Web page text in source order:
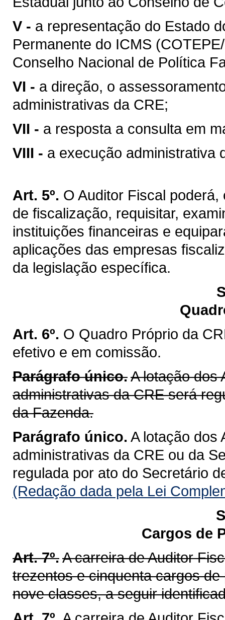
V - a representação do Estado
Permanente do ICMS
Conselho Nacional de Política
VI - a direção, o
administrativas da CRE;
VII - a resposta a consulta em
VIII - a execução administrativa
Art. 5º. O Auditor Fiscal
de fiscalização, requisitar,
instituições financeiras e
aplicações das empresas
da legislação específica.
Art. 6º. O Quadro Próprio da
efetivo e em comissão.
Parágrafo único.A lotação dos
administrativas da CRE será
da Fazenda.
Parágrafo único. A lotação dos
administrativas da CRE ou da
regulada por ato do Secretário
(Redação dada pela Lei
Cargos de
Art. 7º.A carreira de Auditor
trezentos e cinquenta cargos
nove classes, a seguir